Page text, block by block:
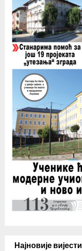
Најновије вијести